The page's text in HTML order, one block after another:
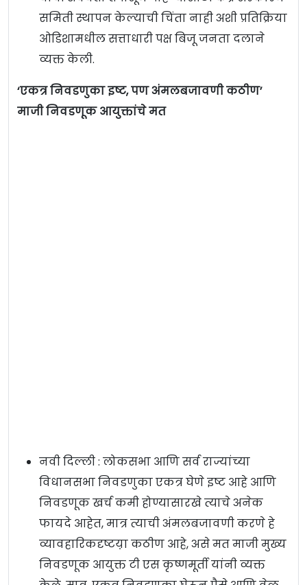
समिती स्थापन केल्याची चिंता नाही अशी प्रतिक्रिया
ओडिशामधील सत्ताधारी पक्ष बिजू जनता दलाने
व्यक्त केली.
‘एकत्र निवडणुका इष्ट, पण अंमलबजावणी कठीण’
माजी निवडणूक आयुक्तांचे मत
नवी दिल्ली : लोकसभा आणि सर्व राज्यांच्या
विधानसभा निवडणुका एकत्र घेणे इष्ट आहे आणि
निवडणूक खर्च कमी होण्यासारखे त्याचे अनेक
फायदे आहेत, मात्र त्याची अंमलबजावणी करणे हे
व्यावहारिकदृष्टय़ा कठीण आहे, असे मत माजी मुख्य
निवडणूक आयुक्त टी एस कृष्णमूर्ती यांनी व्यक्त